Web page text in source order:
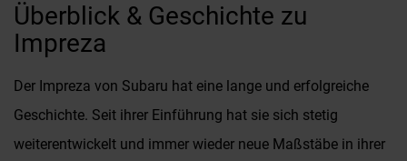
Überblick & Geschichte zu
Impreza
Der Impreza von Subaru hat eine lange und erfolgreiche
Geschichte. Seit ihrer Einführung hat sie sich stetig
weiterentwickelt und immer wieder neue Maßstäbe in ihrer